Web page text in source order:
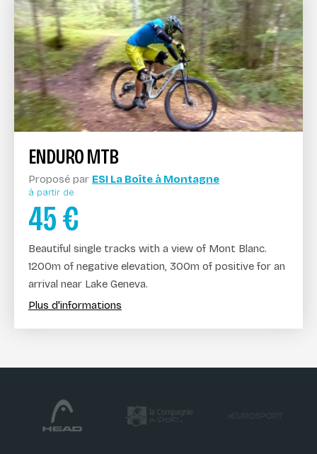
ENDURO MTB
Proposé par ESI La Boîte à Montagne
à partir de
45€
Beautiful single tracks with a view of Mont Blanc.
1200m of negative elevation, 300m of positive for an
arrival near Lake Geneva.
Plus d'informations